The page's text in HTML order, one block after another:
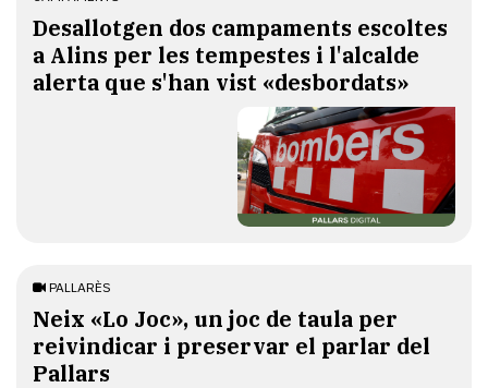
​Desallotgen dos campaments escoltes
a Alins per les tempestes i l'alcalde
alerta que s'han vist «desbordats»
PALLARÈS
​Neix «Lo Joc», un joc de taula per
reivindicar i preservar el parlar del
Pallars